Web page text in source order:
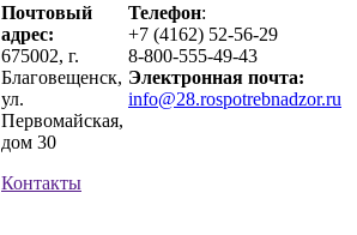
Почтовый
адрес:
675002, г.
Благовещенск,
ул.
Первомайская,
дом 30
Контакты
Телефон:
+7 (4162) 52-56-29
8-800-555-49-43
Электронная почта:
info@28.rospotrebnadzor.ru